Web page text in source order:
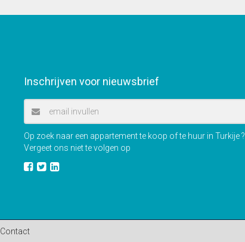
Inschrijven voor nieuwsbrief
Op zoek naar een appartement te koop of te huur in Turkije ?
Vergeet ons niet te volgen op
Contact